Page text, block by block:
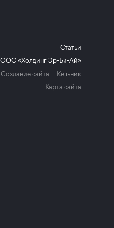
Статьи
ООО «Холдинг Эр-Би-Ай»
Создание сайта — Кельник
Карта сайта